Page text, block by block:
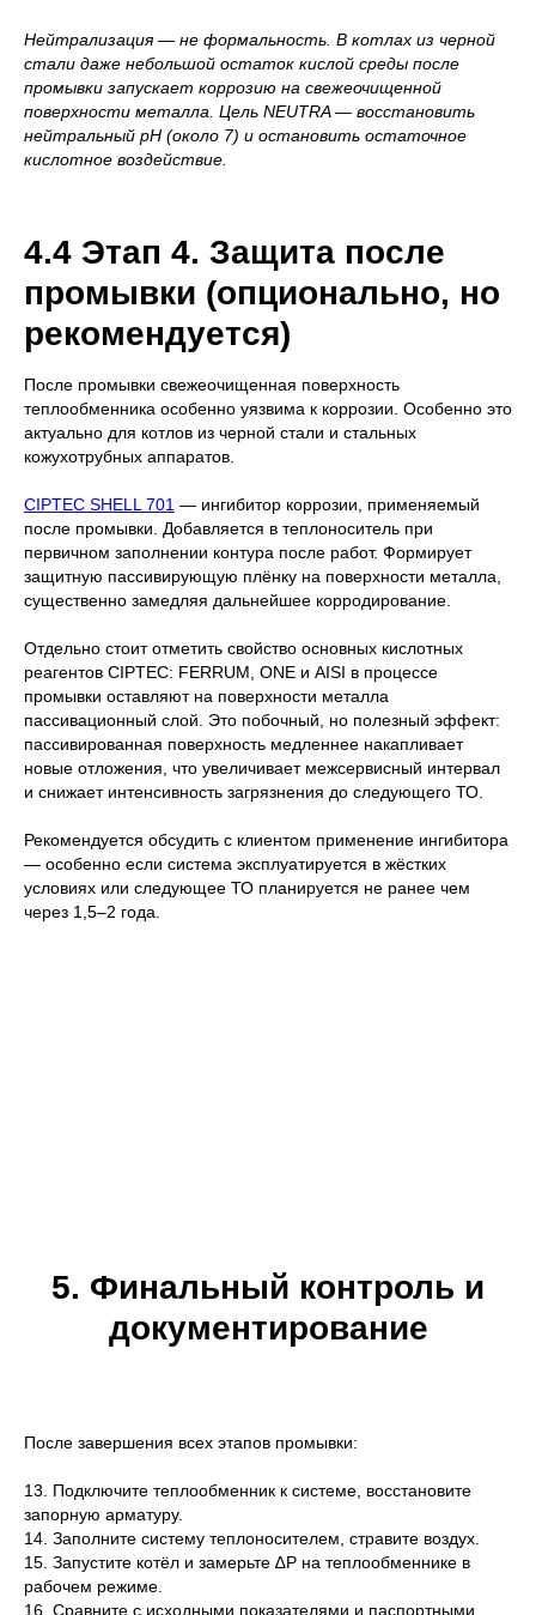
Нейтрализация — не формальность. В котлах из черной
стали даже небольшой остаток кислой среды после
промывки запускает коррозию на свежеочищенной
поверхности металла. Цель NEUTRA — восстановить
нейтральный pH (около 7) и остановить остаточное
кислотное воздействие.
4.4 Этап 4. Защита после
промывки (опционально, но
рекомендуется)
После промывки свежеочищенная поверхность
теплообменника особенно уязвима к коррозии. Особенно это
актуально для котлов из черной стали и стальных
кожухотрубных аппаратов.
CIPTEC SHELL 701 — ингибитор коррозии, применяемый
после промывки. Добавляется в теплоноситель при
первичном заполнении контура после работ. Формирует
защитную пассивирующую плёнку на поверхности металла,
существенно замедляя дальнейшее корродирование.
Отдельно стоит отметить свойство основных кислотных
реагентов CIPTEC: FERRUM, ONE и AISI в процессе
промывки оставляют на поверхности металла
пассивационный слой. Это побочный, но полезный эффект:
пассивированная поверхность медленнее накапливает
новые отложения, что увеличивает межсервисный интервал
и снижает интенсивность загрязнения до следующего ТО.
Рекомендуется обсудить с клиентом применение ингибитора
— особенно если система эксплуатируется в жёстких
условиях или следующее ТО планируется не ранее чем
через 1,5–2 года.
5. Финальный контроль и
документирование
После завершения всех этапов промывки:
13. Подключите теплообменник к системе, восстановите
запорную арматуру.
14. Заполните систему теплоносителем, стравите воздух.
15. Запустите котёл и замерьте ∆P на теплообменнике в
рабочем режиме.
16. Сравните с исходными показателями и паспортными